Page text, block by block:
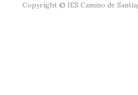
Copyright © IES Camino de